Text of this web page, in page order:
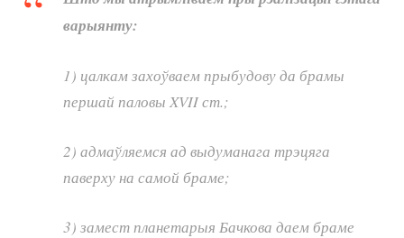
варыянту:
1) цалкам захоўваем прыбудову да брамы
першай паловы XVII ст.;
2) адмаўляемся ад выдуманага трэцяга
паверху на самой браме;
3) замест планетарыя Бачкова даем браме